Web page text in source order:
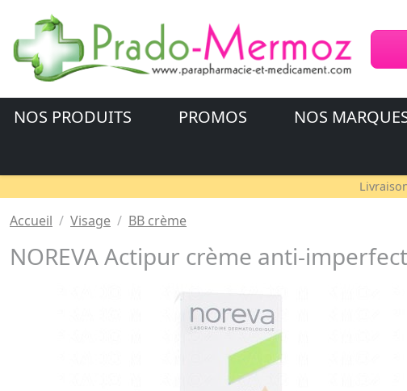
NOS PRODUITS PROMOS NOS
Accueil Visage BB crème
NOREVA Actipur crème anti-